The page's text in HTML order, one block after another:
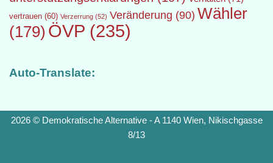
vertrauen (60) Verzerrung (52) Veränderung (90) Wähler
(179) ÖVP (235)
Auto-Translate:
2026 © Demokratische Alternative - A 1140 Wien, Nikischgasse
8/13